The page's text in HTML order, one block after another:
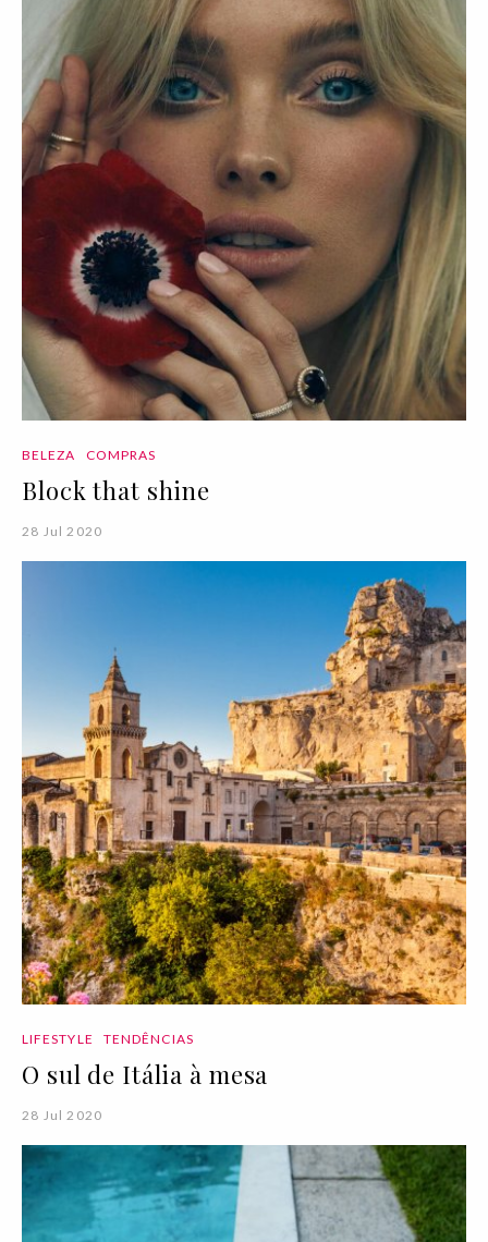
BELEZA COMPRAS
Block that shine
28 Jul 2020
LIFESTYLE TENDÊNCIAS
O sul de Itália à mesa
28 Jul 2020